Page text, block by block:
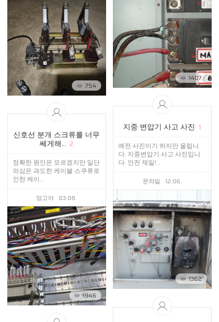
754
1407
지중 변압기 사고 사진 1
예전 사진이기 하지만 올립니
다. 지중변압기 사고 사진입니
다. 안전 제일!...
문챠일 12.06.
1362
신호선 분개 스크류를 너무
쎄게해... 2
정확한 원인은 모르겠지만 일단
의심은 과도한 케이블 스쿠류로
인한 케이...
망고야 03.08.
1946